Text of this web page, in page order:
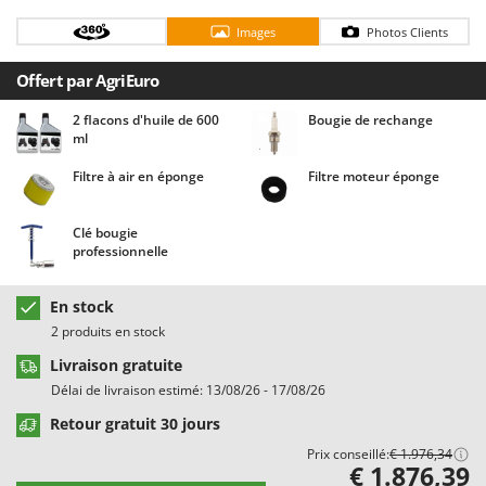
Chaudrons électriques pour polenta
Cisailles à gazon à batterie
Cisailles taille-haies manuelles
Climatiseurs
Compresseurs d'air électriques
Compresseurs pour la récolte des olives et la taille
Coupe-bordures - Trimmers
Coupe-branches
Cultivateurs Tiller à ressorts - Extirpateurs
D
Débroussailleuses
Découpeurs plasma
Barbieri
Batavia
Benassi
Beper
Berkel
Bernardi
Besser Vacuum
Beta tools
Bissell
Black & Decker
Blue Bird
Images Photos Clients
Offert par AgriEuro
2 flacons d'huile de 600
ml
Bougie de rechange
Filtre à air en éponge Filtre moteur éponge
Clé bougie
professionnelle
En stock
2 produits en stock
Livraison gratuite
Délai de livraison estimé: 13/08/26 - 17/08/26
Retour gratuit 30 jours
Prix conseillé:€ 1.976,34
€ 1.876,39